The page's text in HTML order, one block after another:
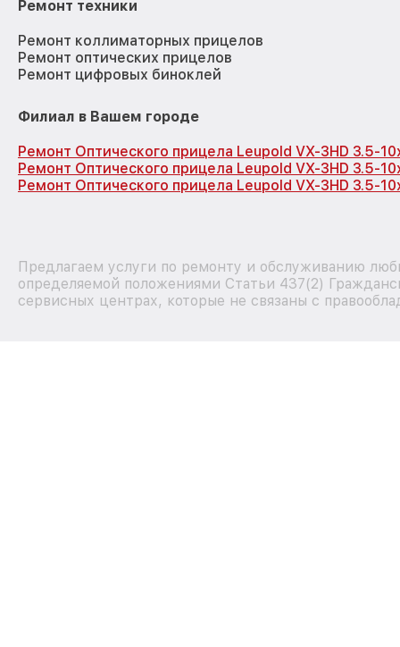
Ремонт техники
Ремонт коллиматорных прицелов
Ремонт оптических прицелов
Ремонт цифровых биноклей
Филиал в Вашем городе
Ремонт Оптического прицела Leupold VX-3HD 3.5-
Ремонт Оптического прицела Leupold VX-3HD 3.5-
Ремонт Оптического прицела Leupold VX-3HD 3.5-
Предлагаем услуги по ремонту и обслуживанию
определяемой положениями Статьи 437(2)
сервисных центрах, которые не связаны с